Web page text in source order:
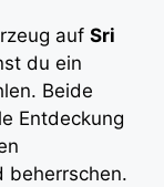
auf Sri
du ein
Beide
Entdeckung
beherrschen.